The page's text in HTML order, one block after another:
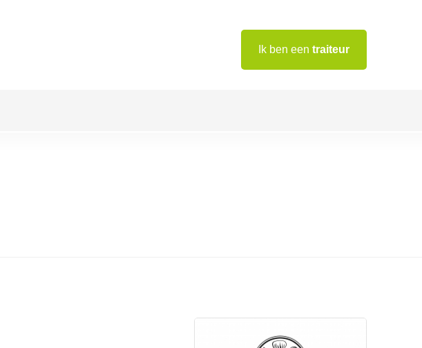
Ik ben een traiteur